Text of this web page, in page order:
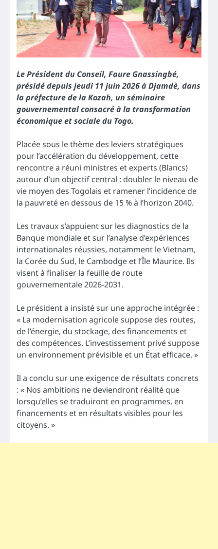
Le Président du Conseil, Faure Gnassingbé,
présidé depuis jeudi 11 juin 2026 à Djamdè, dans
la préfecture de la Kozah, un séminaire
gouvernemental consacré à la transformation
économique et sociale du Togo.
Placée sous le thème des leviers stratégiques
pour l’accélération du développement, cette
rencontre a réuni ministres et experts (Blancs)
autour d’un objectif central : doubler le niveau de
vie moyen des Togolais et ramener l’incidence de
la pauvreté en dessous de 15 % à l’horizon 2040.
Les travaux s’appuient sur les diagnostics de la
Banque mondiale et sur l’analyse d’expériences
internationales réussies, notamment le Vietnam,
la Corée du Sud, le Cambodge et l’Île Maurice. Ils
visent à finaliser la feuille de route
gouvernementale 2026-2031.
Le président a insisté sur une approche intégrée :
« La modernisation agricole suppose des routes,
de l’énergie, du stockage, des financements et
des compétences. L’investissement privé suppose
un environnement prévisible et un État efficace. »
Il a conclu sur une exigence de résultats concrets
: « Nos ambitions ne deviendront réalité que
lorsqu’elles se traduiront en programmes, en
financements et en résultats visibles pour les
citoyens. »